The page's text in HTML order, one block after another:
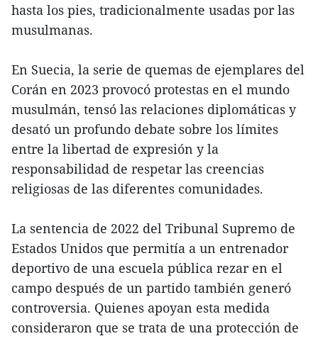
hasta los pies, tradicionalmente usadas por las
musulmanas.
En Suecia, la serie de quemas de ejemplares del
Corán en 2023 provocó protestas en el mundo
musulmán, tensó las relaciones diplomáticas y
desató un profundo debate sobre los límites
entre la libertad de expresión y la
responsabilidad de respetar las creencias
religiosas de las diferentes comunidades.
La sentencia de 2022 del Tribunal Supremo de
Estados Unidos que permitía a un entrenador
deportivo de una escuela pública rezar en el
campo después de un partido también generó
controversia. Quienes apoyan esta medida
consideraron que se trata de una protección de